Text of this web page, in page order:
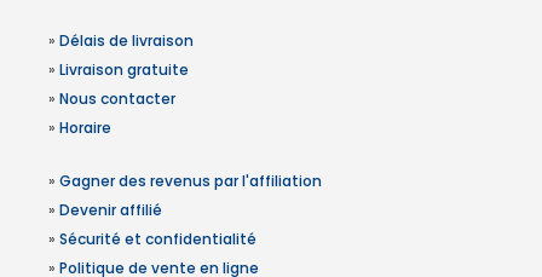
» Délais de livraison
» Livraison gratuite
» Nous contacter
» Horaire
» Gagner des revenus par l'affiliation
» Devenir affilié
» Sécurité et confidentialité
» Politique de vente en ligne